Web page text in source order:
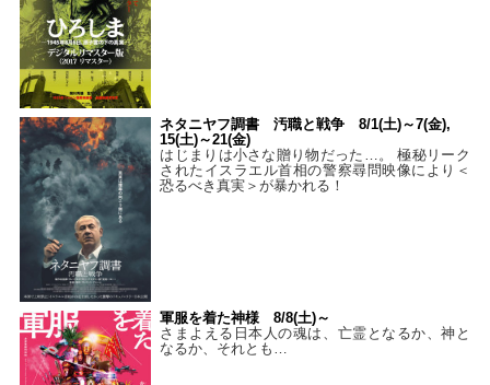
ネタニヤフ調書 汚職と戦争 8/1(土)～7(金),
15(土)～21(金)
はじまりは小さな贈り物だった…。 極秘リーク
されたイスラエル首相の警察尋問映像により＜
恐るべき真実＞が暴かれる！
軍服を着た神様 8/8(土)～
さまよえる日本人の魂は、亡霊となるか、神と
なるか、それとも…